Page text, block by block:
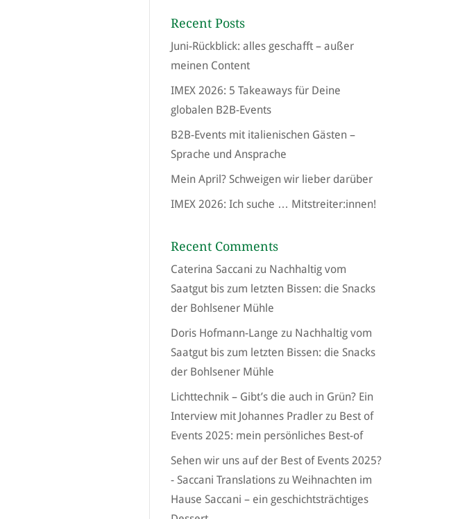
Recent Posts
Juni-Rückblick: alles geschafft – außer
meinen Content
IMEX 2026: 5 Takeaways für Deine
globalen B2B-Events
B2B-Events mit italienischen Gästen –
Sprache und Ansprache
Mein April? Schweigen wir lieber darüber
IMEX 2026: Ich suche … Mitstreiter:innen!
Recent Comments
Caterina Saccani zu Nachhaltig vom
Saatgut bis zum letzten Bissen: die Snacks
der Bohlsener Mühle
Doris Hofmann-Lange zu Nachhaltig vom
Saatgut bis zum letzten Bissen: die Snacks
der Bohlsener Mühle
Lichttechnik – Gibt’s die auch in Grün? Ein
Interview mit Johannes Pradlerzu Best of
Events 2025: mein persönliches Best-of
Sehen wir uns auf der Best of Events 2025?
- Saccani Translationszu Weihnachten im
Hause Saccani – ein geschichtsträchtiges